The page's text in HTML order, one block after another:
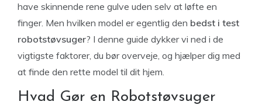
have skinnende rene gulve uden selv at løfte en
finger. Men hvilken model er egentlig den bedst i test
robotstøvsuger? I denne guide dykker vi ned i de
vigtigste faktorer, du bør overveje, og hjælper dig med
at finde den rette model til dit hjem.
Hvad Gør en Robotstøvsuger